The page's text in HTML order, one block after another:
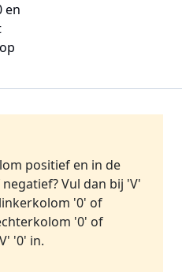
en
positief en in de
Vul dan bij 'V'
'0' of
'0' of
'0' in.